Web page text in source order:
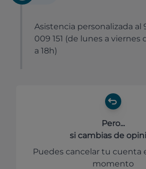
Asistencia personalizada al
009 151 (de lunes a viernes
a 18h)
Pero...
si cambias de
Puedes cancelar tu cuenta
momento